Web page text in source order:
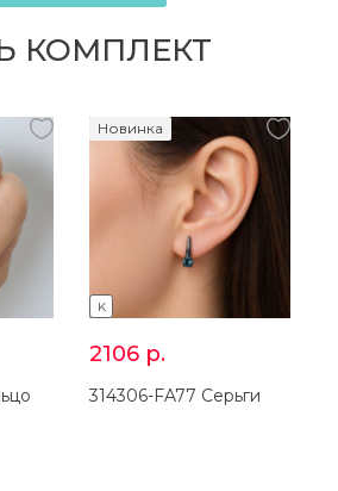
КОМПЛЕКТ
K
Новинка
2106 р.
314306-FA77 Серьги